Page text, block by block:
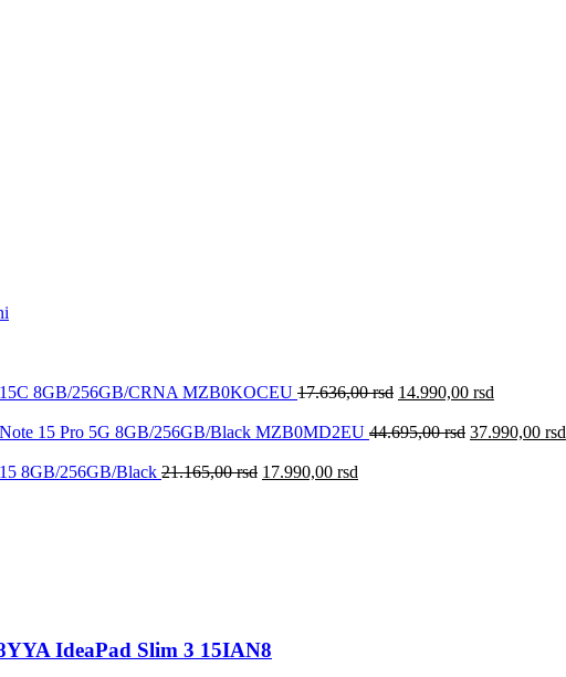
8GB/256GB/CRNA MZB0KOCEU 17.636,00rsd 14.990,00 rsd
15 Pro 5G 8GB/256GB/Black MZB0MD2EU 44.695,00rsd 37.990,00 rsd
8GB/256GB/Black 21.165,00rsd 17.990,00 rsd
IdeaPad Slim 3 15IAN8